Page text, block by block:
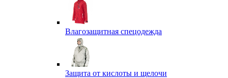
Влагозащитная спецодежда
Защита от кислоты и щелочи